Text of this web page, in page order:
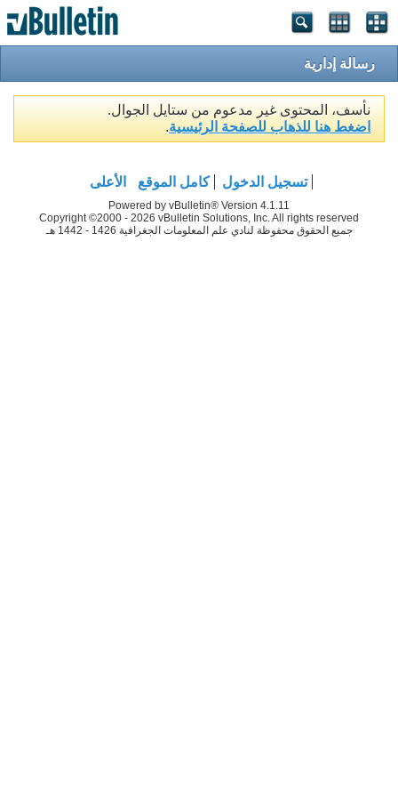
رسالة إدارية
نأسف، المحتوى غير مدعوم من ستايل الجوال.
اضغط هنا للذهاب للصفحة الرئيسية.
تسجيل الدخول كامل الموقع الأعلى
Powered by vBulletin® Version 4.1.11
Copyright ©2000 - 2026 vBulletin Solutions, Inc. All rights reserved
جميع الحقوق محفوظة لنادي علم المعلومات الجغرافية 1426 - 1442 هـ